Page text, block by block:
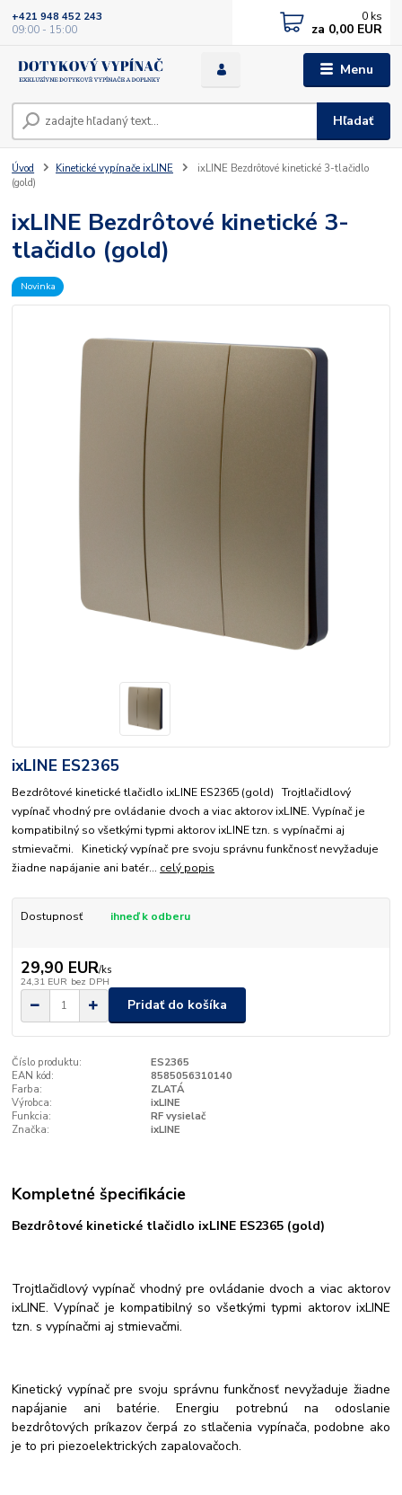
Menu
Hľadať
+421 948 452 243
09:00 - 15:00
0 ks
za 0,00 EUR
Úvod Kinetické vypínače ixLINE
ixLINE Bezdrôtové kinetické 3-tlačidlo
(gold)
ixLINE Bezdrôtové kinetické 3-
tlačidlo (gold)
Novinka
ixLINE ES2365
Bezdrôtové kinetické tlačidlo ixLINE ES2365 (gold) Trojtlačidlový
vypínač vhodný pre ovládanie dvoch a viac aktorov ixLINE. Vypínač je
kompatibilný so všetkými typmi aktorov ixLINE tzn. s vypínačmi aj
stmievačmi. Kinetický vypínač pre svoju správnu funkčnosť nevyžaduje
žiadne napájanie ani batér... celý popis
Dostupnosť ihneď k odberu
29,90 EUR/ks
24,31 EUR bez DPH
Pridať do košíka
Číslo produktu:
ES2365
EAN kód:
8585056310140
Farba:
ZLATÁ
Výrobca:
ixLINE
Funkcia:
RF vysielač
Značka:
ixLINE
Kompletné špecifikácie
Bezdrôtové kinetické tlačidlo ixLINE ES2365 (gold)
Trojtlačidlový vypínač vhodný pre ovládanie dvoch a viac aktorov
ixLINE. Vypínač je kompatibilný so všetkými typmi aktorov ixLINE
tzn. s vypínačmi aj stmievačmi.
Kinetický vypínač pre svoju správnu funkčnosť nevyžaduje žiadne
napájanie ani batérie. Energiu potrebnú na odoslanie
bezdrôtových príkazov čerpá zo stlačenia vypínača, podobne ako
je to pri piezoelektrických zapalovačoch.